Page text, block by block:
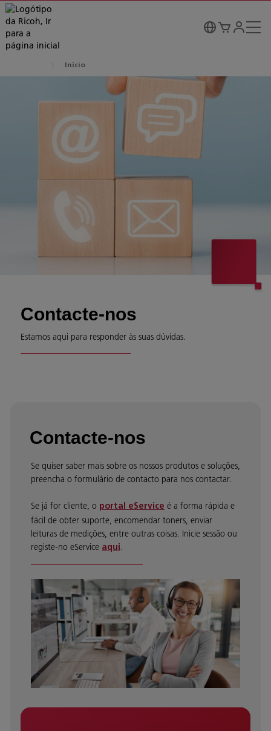
Início
Contacte-nos
Estamos aqui para responder às suas dúvidas.
Contacte-nos
Se quiser saber mais sobre os nossos produtos e soluções,
preencha o formulário de contacto para nos contactar.
Se já for cliente, o portal eService é a forma rápida e
fácil de obter suporte, encomendar toners, enviar
leituras de medições, entre outras coisas. Inicie sessão ou
registe-no eService aqui.